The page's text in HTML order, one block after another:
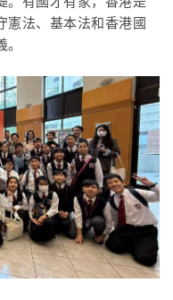
憲法、基本法和香港國